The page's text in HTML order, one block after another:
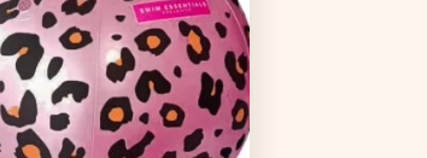
€24,99.€15,99.